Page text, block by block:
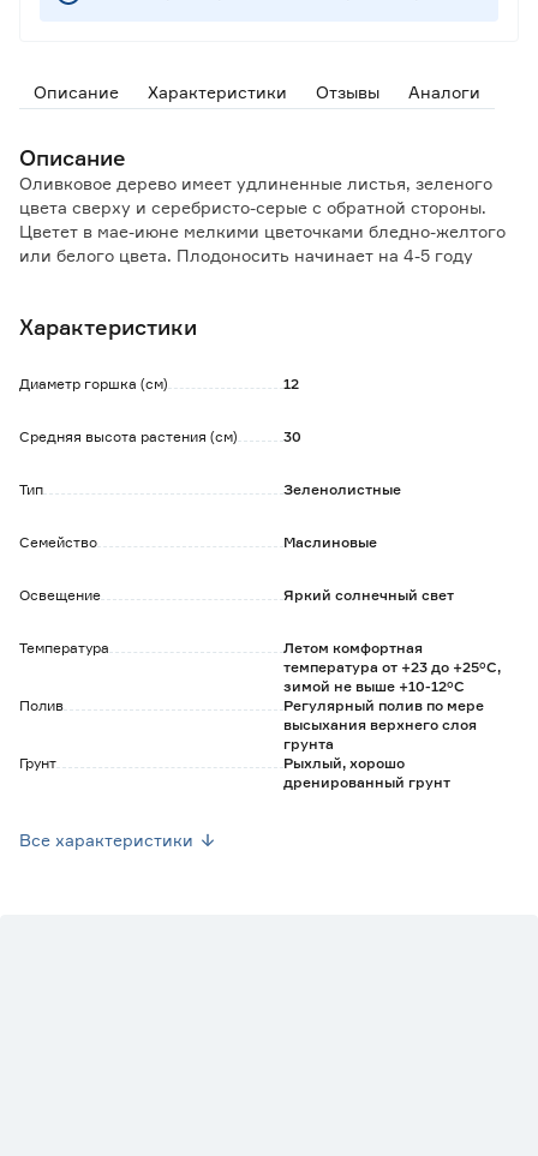
Описание Характеристики Отзывы Аналоги
Описание
Оливковое дерево имеет удлиненные листья, зеленого
цвета сверху и серебристо-серые с обратной стороны.
Цветет в мае-июне мелкими цветочками бледно-желтого
или белого цвета. Плодоносить начинает на 4-5 году
рекомендуется опрыскивать листву 2 раза в день.
освещение фитолампами, иначе может сбросить листья.
Подкорму производить с весны до осени комплексными
Характеристики
Диаметр горшка (см) 12
Средняя высота растения (см) 30
Тип Зеленолистные
Семейство Маслиновые
Освещение Яркий солнечный свет
Температура
Летом комфортная
температура от +23 до +25°С,
зимой не выше +10-12°С
Полив
Регулярный полив по мере
высыхания верхнего слоя
грунта
Грунт
Рыхлый, хорошо
дренированный грунт
Все характеристики